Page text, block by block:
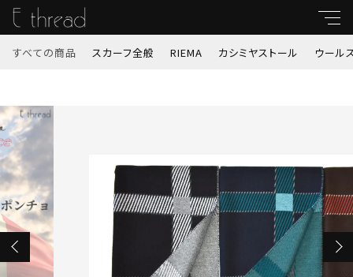
すべての商品 スカーフ全般 RIEMA カシミヤストール ウール
（税込）
RIEMA
カシミヤストール
子カテゴリ